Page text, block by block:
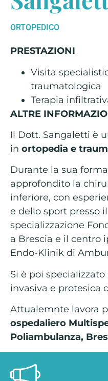
ORTOPEDICO
PRESTAZIONI
Visita
traumatologica
Terapia
ALTRE
Il Dott. Sangaletti è
in ortopedia e
Durante la sua
approfondito la
inferiore, con
e dello sport presso
specializzazione
a Brescia e il centro
Endo-Klinik di
Si è poi
invasiva e protesica
Attualemnte lavora
ospedaliero
Poliambulanza,